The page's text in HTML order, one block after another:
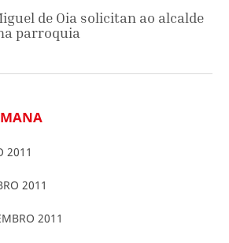
de Oia solicitan ao alcalde
parroquia
2011
2011
2011